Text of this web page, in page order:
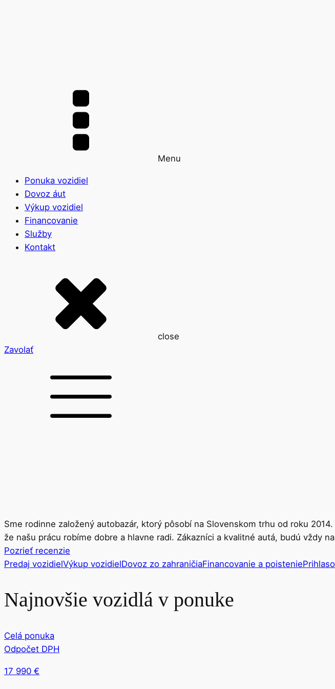
Menu
Ponuka vozidiel
Dovoz áut
Výkup vozidiel
Financovanie
Služby
Kontakt
close
Zavolať
Sme rodinne založený autobazár, ktorý pôsobí na Slovenskom trhu od roku
že našu prácu robíme dobre a hlavne radi. Zákazníci a kvalitné autá, budú vždy
Pozrieť recenzie
Predaj vozidielVýkup vozidielDovoz zo zahraničiaFinancovanie a poistenie
Najnovšie vozidlá v ponuke
Celá ponuka
Odpočet DPH
17 990 €